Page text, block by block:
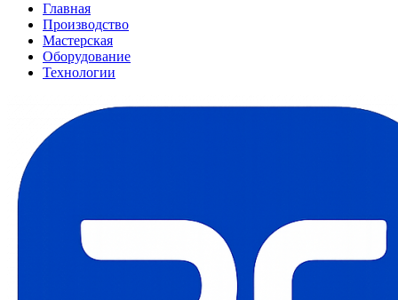
Главная
Производство
Мастерская
Оборудование
Технологии